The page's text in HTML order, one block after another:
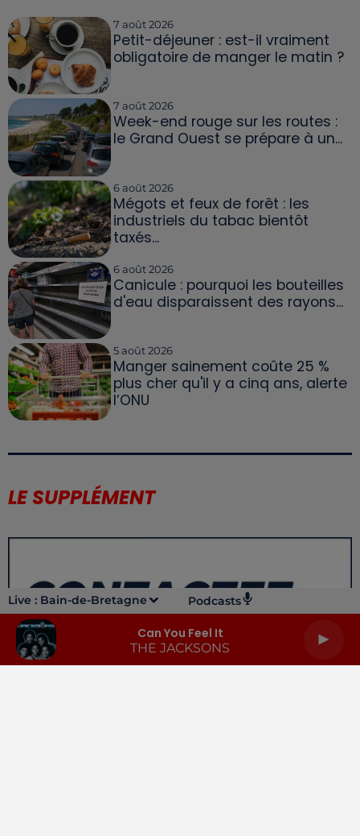
Live : Bain-de-Bretagne Podcasts
Can You Feel It
THE JACKSONS
7 août 2026
Petit-déjeuner : est-il vraiment
obligatoire de manger le matin ?
7 août 2026
Week-end rouge sur les routes :
le Grand Ouest se prépare à un...
6 août 2026
Mégots et feux de forêt : les
industriels du tabac bientôt
taxés...
6 août 2026
Canicule : pourquoi les bouteilles
d'eau disparaissent des rayons...
5 août 2026
Manger sainement coûte 25 %
plus cher qu'il y a cinq ans, alerte
l’ONU
LE SUPPLÉMENT